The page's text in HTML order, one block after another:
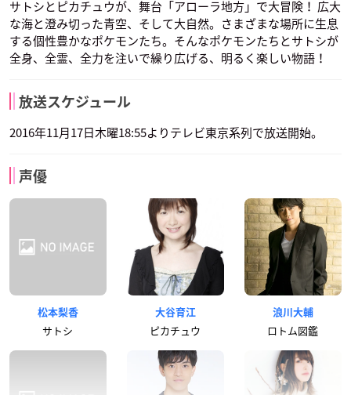
サトシとピカチュウが、舞台「アローラ地方」で大冒険！ 広大
な海と澄み切った青空、そして大自然。さまざまな場所に生息
する個性豊かなポケモンたち。そんなポケモンたちとサトシが
全身、全霊、全力を注いで繰り広げる、明るく楽しい物語！
放送スケジュール
2016年11月17日木曜18:55よりテレビ東京系列で放送開始。
声優
松本梨香
サトシ
大谷育江
ピカチュウ
浪川大輔
ロトム図鑑